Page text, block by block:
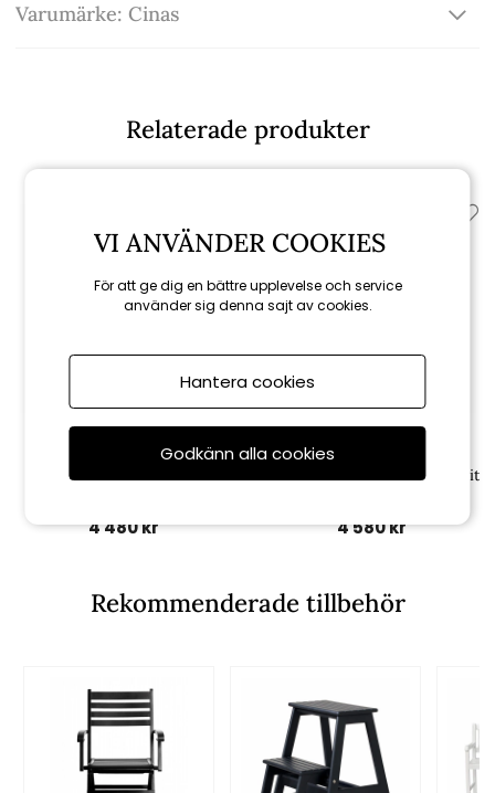
Varumärke: Cinas
Relaterade produkter
Rosenborg 3-sits soffa - vit
4 480 kr
Rosenborg trädgårdsbord - vit
4 580 kr
Rekommenderade tillbehör
VI ANVÄNDER COOKIES
För att ge dig en bättre upplevelse och service
använder sig denna sajt av cookies.
Hantera cookies
Godkänn alla cookies